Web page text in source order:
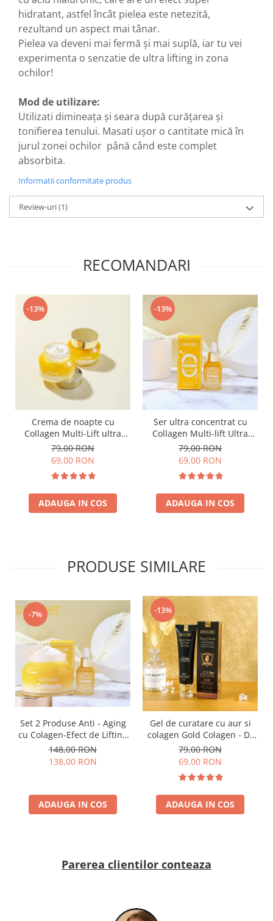
hidratant, astfel încât pielea este netezită,
rezultand un aspect mai tânar.
Pielea va deveni mai fermă și mai suplă, iar tu vei
experimenta o senzatie de ultra lifting in zona
ochilor!
Mod de utilizare:
Utilizati dimineața și seara după curățarea și
tonifierea tenului. Masati ușor o cantitate mică în
jurul zonei ochilor până când este complet
absorbita.
Informatii conformitate produs
Review-uri(1)
RECOMANDARI
-13%
Crema de noapte cu
Collagen Multi-Lift ultra
night cream - 50g
79,00 RON
69,00 RON
ADAUGA IN COS
-13%
Ser ultra concentrat cu
Collagen Multi-lift Ultra
Anti-aging Supreme Face
Serum 30ml
79,00 RON
69,00 RON
ADAUGA IN COS
PRODUSE SIMILARE
-7%
Set 2 Produse Anti - Aging
cu Colagen-Efect de Lifting
rutina de noapte - Collagen
Multi-Lift Ultra Skin Care
148,00 RON
138,00 RON
ADAUGA IN COS
-13%
Gel de curatare cu aur si
colagen Gold Colagen - Dr
Rashel Wash Gel Foam
Cleanser 100 ml
79,00 RON
69,00 RON
ADAUGA IN COS
Parerea clientilor conteaza